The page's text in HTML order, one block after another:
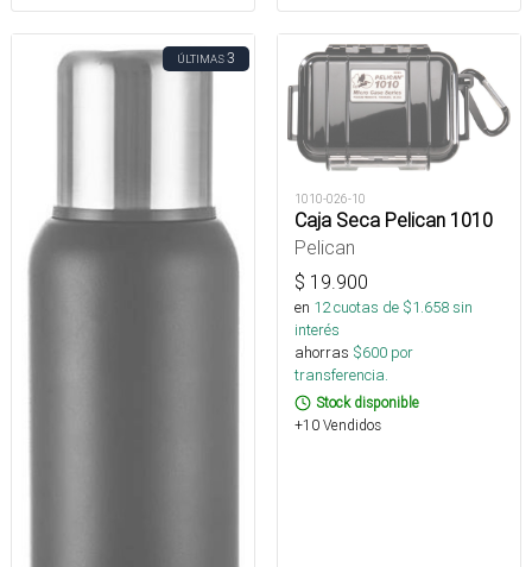
ÚLTIMAS3
1010-026-10
Caja Seca Pelican 1010
Pelican
$ 19.900
en 12cuotas de $1.658sin
interés
ahorras $600 por
transferencia.
Stock disponible
+10 Vendidos